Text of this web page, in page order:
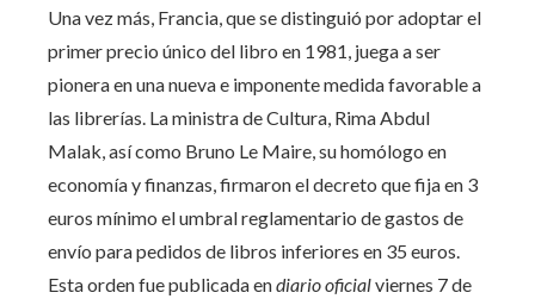
Una vez más, Francia, que se distinguió por adoptar el
primer precio único del libro en 1981, juega a ser
pionera en una nueva e imponente medida favorable a
las librerías. La ministra de Cultura, Rima Abdul
Malak, así como Bruno Le Maire, su homólogo en
economía y finanzas, firmaron el decreto que fija en 3
euros mínimo el umbral reglamentario de gastos de
envío para pedidos de libros inferiores en 35 euros.
Esta orden fue publicada endiario oficialviernes 7 de